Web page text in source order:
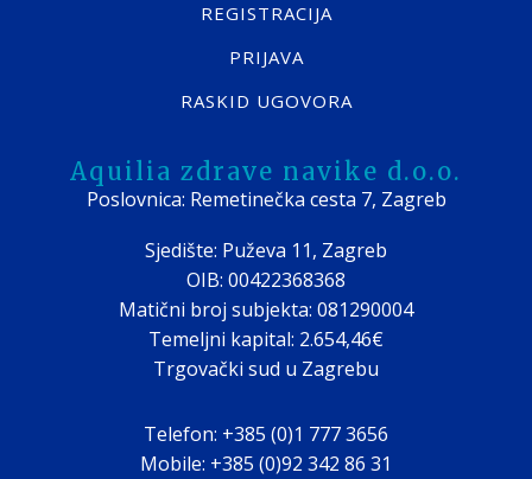
REGISTRACIJA
PRIJAVA
RASKID UGOVORA
Aquilia zdrave navike d.o.o.
Poslovnica: Remetinečka cesta 7, Zagreb
Sjedište: Puževa 11, Zagreb
OIB: 00422368368
Matični broj subjekta: 081290004
Temeljni kapital: 2.654,46€
Trgovački sud u Zagrebu
Telefon: +385 (0)1 777 3656
Mobile: +385 (0)92 342 86 31